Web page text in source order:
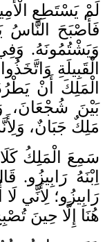
لَمْ يَسْتَطِعِ
فَأَصْبَحَ النَّاسُ
وَيَشْتُمُونَهُ.
الْقَبِيلَةِ
الْمَلِكَ أَنْ
بَيْنَ شُجْعَانَ،
مَلِكٌ جَبَانٌ،
سَمِعَ الْمَلِكُ
اِبْنَهُ
رَابِيزُو؛ لِأَنِّي
هُنَا إِلَّا حِينَ